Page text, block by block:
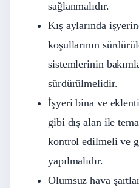
sağlanmalıdır.
Kış aylarında
koşullarının
sistemlerinin
sürdürülmelidir.
İşyeri bina ve
gibi dış alan ile
kontrol edilmeli ve
yapılmalıdır.
Olumsuz hava